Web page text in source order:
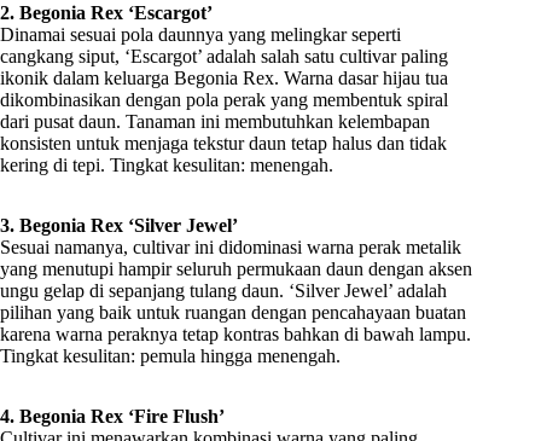
2. Begonia Rex ‘Escargot’
Dinamai sesuai pola daunnya yang melingkar seperti
cangkang siput, ‘Escargot’ adalah salah satu cultivar paling
ikonik dalam keluarga Begonia Rex. Warna dasar hijau tua
dikombinasikan dengan pola perak yang membentuk spiral
dari pusat daun. Tanaman ini membutuhkan kelembapan
konsisten untuk menjaga tekstur daun tetap halus dan tidak
kering di tepi. Tingkat kesulitan: menengah.
3. Begonia Rex ‘Silver Jewel’
Sesuai namanya, cultivar ini didominasi warna perak metalik
yang menutupi hampir seluruh permukaan daun dengan aksen
ungu gelap di sepanjang tulang daun. ‘Silver Jewel’ adalah
pilihan yang baik untuk ruangan dengan pencahayaan buatan
karena warna peraknya tetap kontras bahkan di bawah lampu.
Tingkat kesulitan: pemula hingga menengah.
4. Begonia Rex ‘Fire Flush’